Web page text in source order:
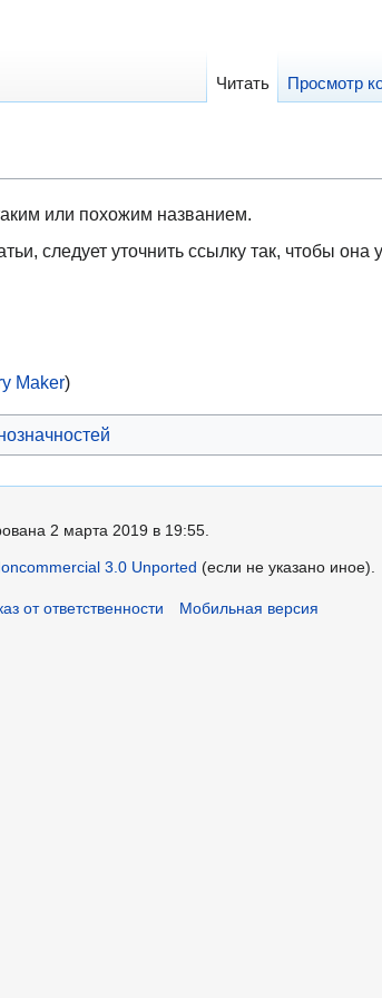
или похожим названием.
следует уточнить ссылку так, чтобы она
Maker)
Читать Просмотр
2 марта 2019 в 19:55.
3.0 Unported (если не указано иное).
от ответственности Мобильная версия